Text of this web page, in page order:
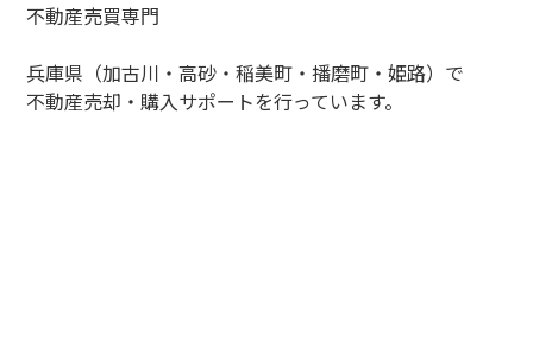
不動産売買専門
兵庫県（加古川・高砂・稲美町・播磨町・姫路）で
不動産売却・購入サポートを行っています。